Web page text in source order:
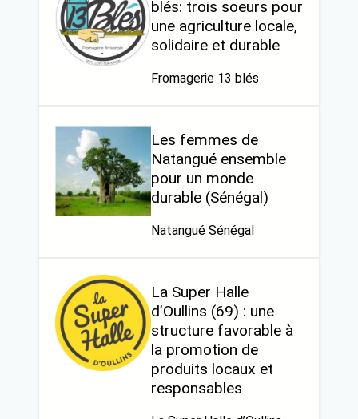
blés: trois soeurs pour
une agriculture locale,
solidaire et durable
Fromagerie 13 blés
Les femmes de
Natangué ensemble
pour un monde
durable (Sénégal)
Natangué Sénégal
La Super Halle
d’Oullins (69) : une
structure favorable à
la promotion de
produits locaux et
responsables